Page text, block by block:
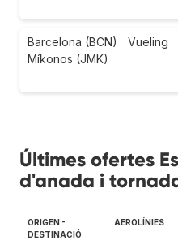
Barcelona (BCN)
Míkonos (JMK)
Vueling
Últimes ofertes
d'anada i
ORIGEN -
DESTINACIÓ
AEROLÍNIES